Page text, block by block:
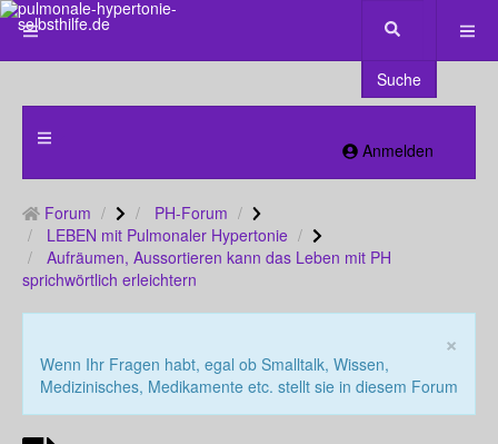
Suche
Anmelden
Forum
PH-Forum
LEBEN mit Pulmonaler Hypertonie
Aufräumen, Aussortieren kann das Leben mit PH
sprichwörtlich erleichtern
×
Wenn Ihr Fragen habt, egal ob Smalltalk, Wissen,
Medizinisches, Medikamente etc. stellt sie in diesem Forum